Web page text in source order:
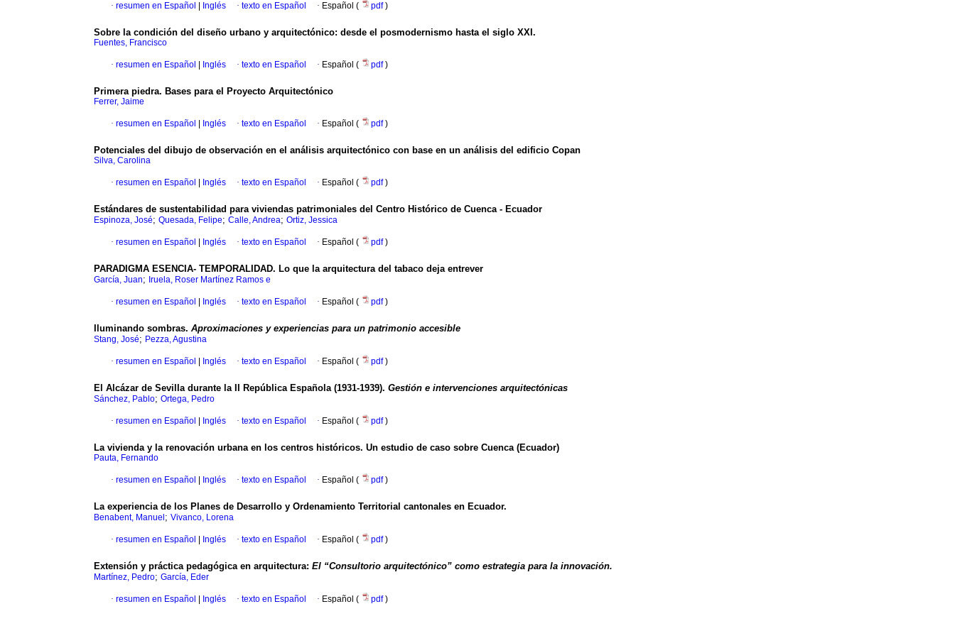
· resumen en Español Inglés · texto en Español · Español ( pdf)
Sobre la condición del diseño urbano y arquitectónico: desde el posmodernismo hasta el siglo XXI.
Fuentes, Francisco
· resumen en Español Inglés · texto en Español · Español ( pdf)
Primera piedra. Bases para el Proyecto Arquitectónico
Ferrer, Jaime
· resumen en Español Inglés · texto en Español · Español ( pdf)
Potenciales del dibujo de observación en el análisis arquitectónico con base en un análisis del edificio Copan
Silva, Carolina
· resumen en Español Inglés · texto en Español · Español ( pdf)
Estándares de sustentabilidad para viviendas patrimoniales del Centro Histórico de Cuenca - Ecuador
Espinoza, José; Quesada, Felipe; Calle, Andrea; Ortiz, Jessica
· resumen en Español Inglés · texto en Español · Español ( pdf)
PARADIGMA ESENCIA- TEMPORALIDAD. Lo que la arquitectura del tabaco deja entrever
García, Juan; Iruela, Roser Martínez Ramos e
· resumen en Español Inglés · texto en Español · Español ( pdf)
Iluminando sombras. Aproximaciones y experiencias para un patrimonio accesible
Stang, José; Pezza, Agustina
· resumen en Español Inglés · texto en Español · Español ( pdf)
El Alcázar de Sevilla durante la II República Española (1931-1939). Gestión e intervenciones arquitectónicas
Sánchez, Pablo; Ortega, Pedro
· resumen en Español Inglés · texto en Español · Español ( pdf)
La vivienda y la renovación urbana en los centros históricos. Un estudio de caso sobre Cuenca (Ecuador)
Pauta, Fernando
· resumen en Español Inglés · texto en Español · Español ( pdf)
La experiencia de los Planes de Desarrollo y Ordenamiento Territorial cantonales en Ecuador.
Benabent, Manuel ; Vivanco, Lorena
· resumen en Español Inglés · texto en Español · Español ( pdf)
Extensión y práctica pedagógica en arquitectura: El “Consultorio arquitectónico” como estrategia para la innovación.
Martínez, Pedro; García, Eder
· resumen en Español Inglés · texto en Español · Español ( pdf)